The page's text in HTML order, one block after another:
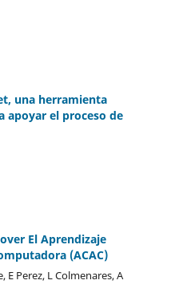
una herramienta
apoyar el proceso de
El Aprendizaje
(ACAC)
E Perez, L Colmenares, A